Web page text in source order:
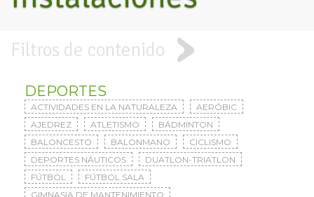
Filtros de contenido
DEPORTES
ACTIVIDADES EN LA NATURALEZA
AERÓBIC
AJEDREZ
ATLETISMO
BÁDMINTON
BALONCESTO
BALONMANO
CICLISMO
DEPORTES NÁUTICOS
DUATLON-TRIATLON
FÚTBOL
FÚTBOL SALA
GIMNASIA DE MANTENIMIENTO